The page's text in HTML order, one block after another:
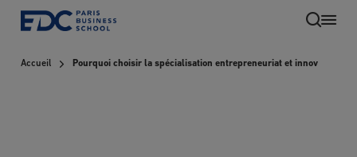
Aller
principal
Accueil Pourquoi choisir la spécialisation entrepreneuriat et innovation ?